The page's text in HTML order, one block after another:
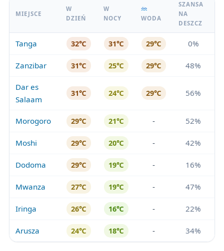
MIEJSCE
W
DZIEŃ
W
NOCY
WODA
SZANSA
NA
DESZCZ
Tanga 32℃ 31℃ 29℃ 0%
Zanzibar 31℃ 25℃ 29℃ 48%
Dar es
Salaam
31℃ 24℃ 29℃ 56%
Morogoro 29℃ 21℃ - 52%
Moshi 29℃ 20℃ - 42%
Dodoma 29℃ 19℃ - 16%
Mwanza 27℃ 19℃ - 47%
Iringa 26℃ 16℃ - 22%
Arusza 24℃ 18℃ - 34%